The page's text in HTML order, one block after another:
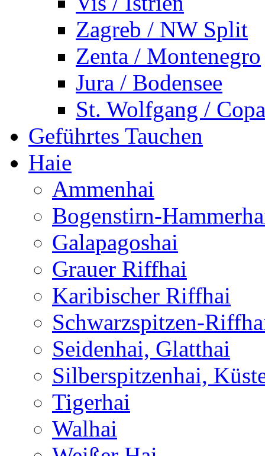
Zagreb / NW Split
Zenta / Montenegro
Jura / Bodensee
St. Wolfgang /
Geführtes Tauchen
Haie
Ammenhai
Bogenstirn-
Galapagoshai
Grauer Riffhai
Karibischer Riffhai
Schwarzspitzen-
Seidenhai, Glatthai
Silberspitzenhai,
Tigerhai
Walhai